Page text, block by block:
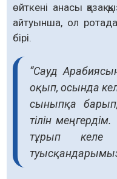
өйткені анасы қазақ
айтуынша, ол
бірі.
“Сауд
оқып, осында
сыныпқа
тілін
тұрып келе